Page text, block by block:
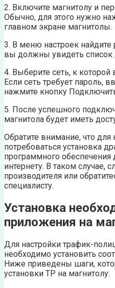
2. Включите магнитолу и
Обычно, для этого нужно
главном экране магнитолы.
3. В меню настроек найдите
вы должны увидеть список
4. Выберите сеть, к которой
Если сеть требует пароль,
нажмите кнопку
5. После успешного
магнитола будет иметь
Обратите внимание, что
потребоваться установка
программного
интернету. В таком случае,
производителя или
специалисту.
Установка
приложения на
Для настройки трафик-
необходимо установить
Ниже приведены шаги,
установки TP на магнитолу: